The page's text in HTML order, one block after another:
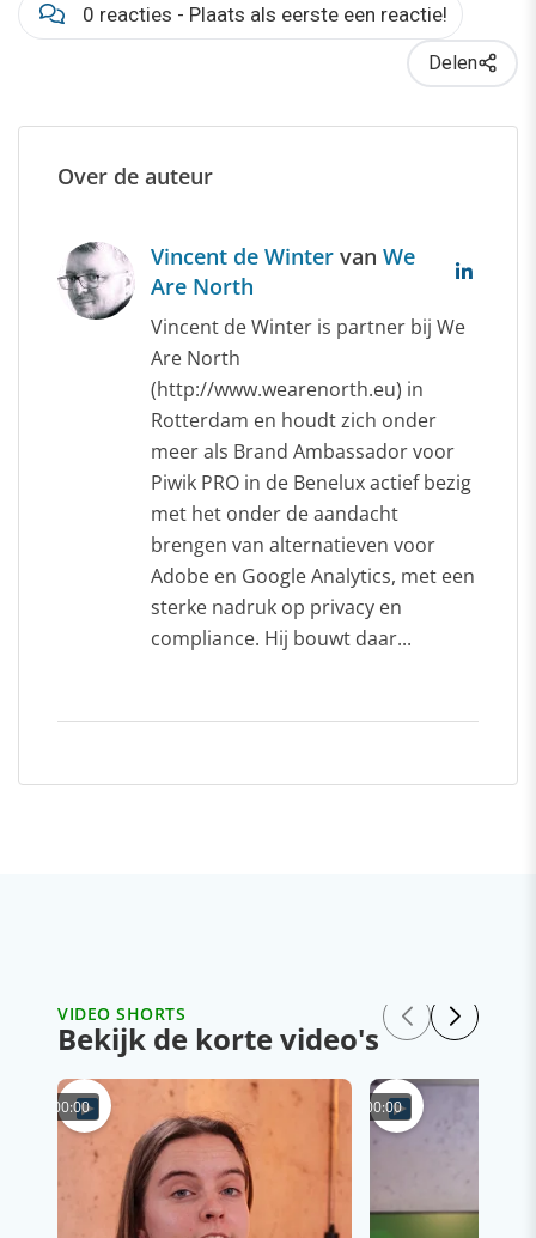
0 reacties - Plaats als eerste een reactie!
Delen
Over de auteur
Vincent de Winter van We
Are North
Vincent de Winter is partner bij We
Are North
(http://www.wearenorth.eu) in
Rotterdam en houdt zich onder
meer als Brand Ambassador voor
Piwik PRO in de Benelux actief bezig
met het onder de aandacht
brengen van alternatieven voor
Adobe en Google Analytics, met een
sterke nadruk op privacy en
compliance. Hij bouwt daar...
VIDEO SHORTS
Bekijk de korte video's
00:00 00:00